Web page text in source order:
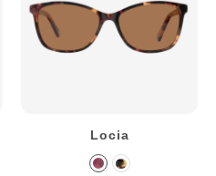
Locia